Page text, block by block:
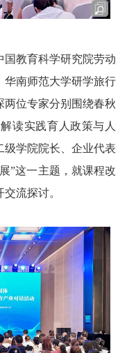
国教育科学研究院劳动
华南师范大学研学旅行
位专家分别围绕春秋
读实践育人政策与人
级学院院长、企业代表
”这一主题，就课程改
流探讨。